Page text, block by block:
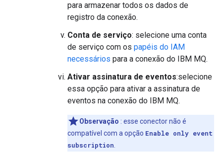
para armazenar todos os dados de
registro da conexão.
Conta de serviço: selecione uma conta
de serviço com os papéis do IAM
necessários para a conexão do IBM MQ.
Ativar assinatura de eventos:selecione
essa opção para ativar a assinatura de
eventos na conexão do IBM MQ.
Observação : esse conector não é
compatível com a opção Enable only event
subscription